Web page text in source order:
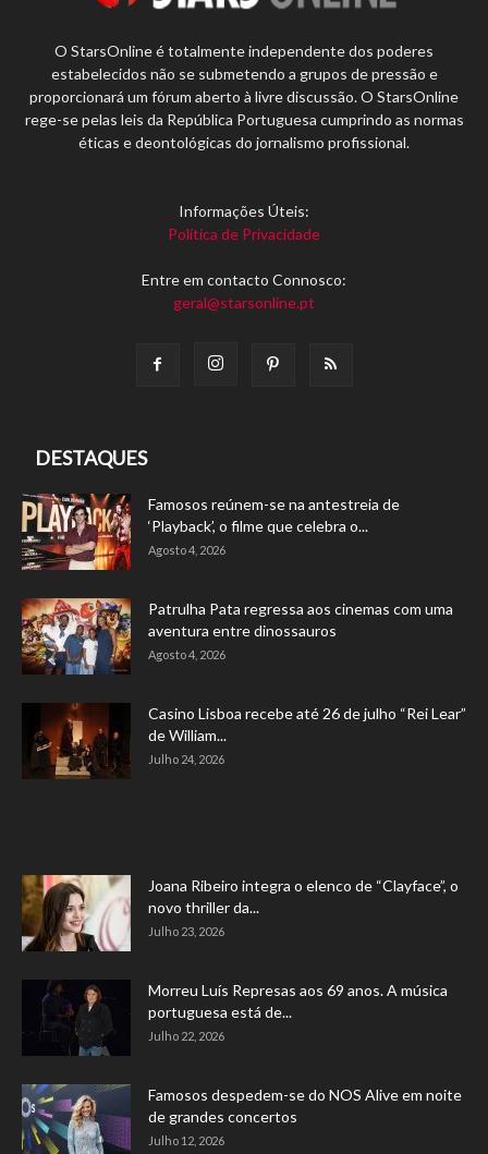
O StarsOnline é totalmente independente dos poderes
estabelecidos não se submetendo a grupos de pressão e
proporcionará um fórum aberto à livre discussão. O StarsOnline
rege-se pelas leis da República Portuguesa cumprindo as normas
éticas e deontológicas do jornalismo profissional.
Informações Úteis:
Política de Privacidade
Entre em contacto Connosco:
geral@starsonline.pt
DESTAQUES
Famosos reúnem-se na antestreia de
‘Playback’, o filme que celebra o...
Agosto 4, 2026
Patrulha Pata regressa aos cinemas com uma
aventura entre dinossauros
Agosto 4, 2026
Casino Lisboa recebe até 26 de julho “Rei Lear”
de William...
Julho 24, 2026
Joana Ribeiro integra o elenco de “Clayface”, o
novo thriller da...
Julho 23, 2026
Morreu Luís Represas aos 69 anos. A música
portuguesa está de...
Julho 22, 2026
Famosos despedem-se do NOS Alive em noite
de grandes concertos
Julho 12, 2026